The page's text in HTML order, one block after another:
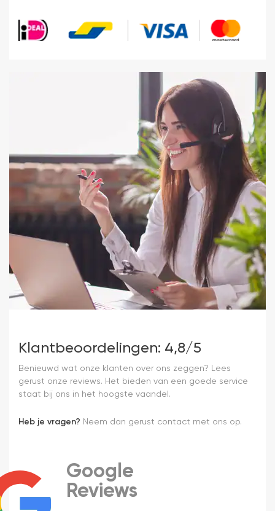
Klantbeoordelingen: 4,8/5
Benieuwd wat onze klanten over ons zeggen? Lees
gerust onze reviews. Het bieden van een goede service
staat bij ons in het hoogste vaandel.
Heb je vragen? Neem dan gerust contact met ons op.
Google
Reviews